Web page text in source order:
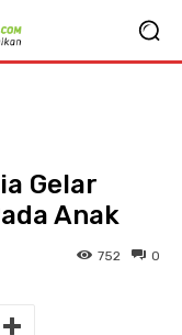
Gelar
Anak
0
752